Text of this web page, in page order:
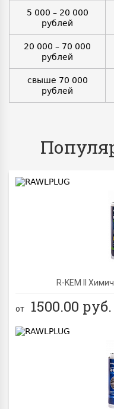
5 000 – 20 000
рублей
20 000 – 70 000
рублей
свыше 70 000
рублей
R-KEM II
от 1500.00 руб.